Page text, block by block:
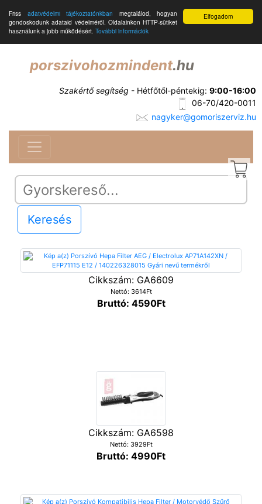
Elfogadom
Friss adatvédelmi tájékoztatónkban megtalálod, hogyan
gondoskodunk adataid védelméről. Oldalainkon HTTP-sütiket
használunk a jobb működésért. További információk
porszivohozmindent.hu
Szakértő segítség - Hétfőtől-péntekig: 9:00-16:00
06-70/420-0011
nagyker@gomoriszerviz.hu
Keresés
Cikkszám: GA6609
Nettó: 3614Ft
Bruttó: 4590Ft
Cikkszám: GA6598
Nettó: 3929Ft
Bruttó: 4990Ft